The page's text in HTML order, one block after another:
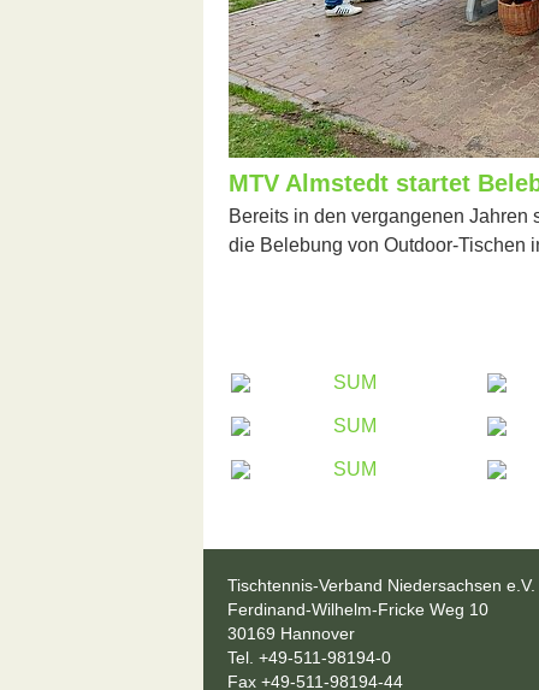
MTV Almstedt startet
Bereits in den vergangenen Jahren
die Belebung von Outdoor-Tischen
Tischtennis-Verband Niedersachsen e.V.
Ferdinand-Wilhelm-Fricke Weg 10
30169 Hannover
Tel. +49-511-98194-0
Fax +49-511-98194-44